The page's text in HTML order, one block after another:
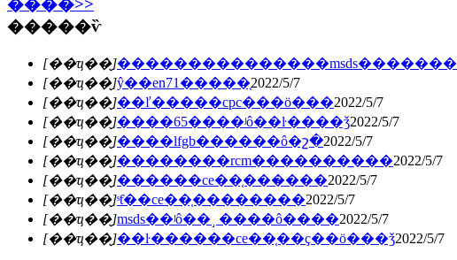
����>>
�����ѷ
[��ҵ��̬]���������������msds�������
[��ҵ��̬]ŷ��en71�����֤2022/5/7
[��ҵ��̬]��ľ�����cpc���ö���2022/5/7
[��ҵ��̬]����65����ʲô��ŀ����ǯ2022/5/7
[��ҵ��̬]����lfgb������ô�շ�2022/5/7
[��ҵ��̬]��������rcm�������̲���2022/5/7
[��ҵ��̬]������ce��֤���̷���2022/5/7
[��ҵ��̬]ˢƭ��ce��֤��������2022/5/7
[��ҵ��̬]msds��ʲô��˼ ����ô����2022/5/7
[��ҵ��̬]��ŀ������ce��֤��ҫ��ö���ǯ2022/5/7